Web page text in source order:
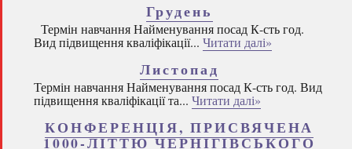
Грудень
Термін навчання Найменування посад К-сть год.
Вид підвищення кваліфікації... Читати далі»
Листопад
Термін навчання Найменування посад К-сть год. Вид
підвищення кваліфікації та... Читати далі»
КОНФЕРЕНЦІЯ, ПРИСВЯЧЕНА
1000-ЛІТТЮ ЧЕРНІГІВСЬКОГО